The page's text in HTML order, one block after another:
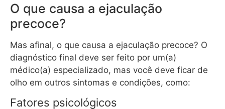
O que causa a ejaculação
precoce?
Mas afinal, o que causa a ejaculação precoce? O
diagnóstico final deve ser feito por um(a)
médico(a) especializado, mas você deve ficar de
olho em outros sintomas e condições, como:
Fatores psicológicos